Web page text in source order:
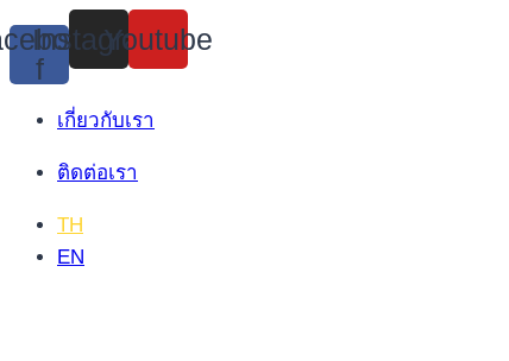
Skip
to
content
f
Instagram
Youtube
เกี่ยวกับเรา
ติดต่อเรา
TH
EN